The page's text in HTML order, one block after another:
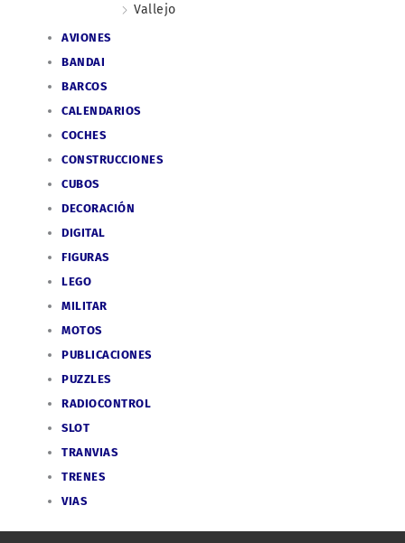
Vallejo
AVIONES
BANDAI
BARCOS
CALENDARIOS
COCHES
CONSTRUCCIONES
CUBOS
DECORACIÓN
DIGITAL
FIGURAS
LEGO
MILITAR
MOTOS
PUBLICACIONES
PUZZLES
RADIOCONTROL
SLOT
TRANVIAS
TRENES
VIAS